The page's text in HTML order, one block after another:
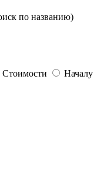
по названию)
Стоимости
Началу